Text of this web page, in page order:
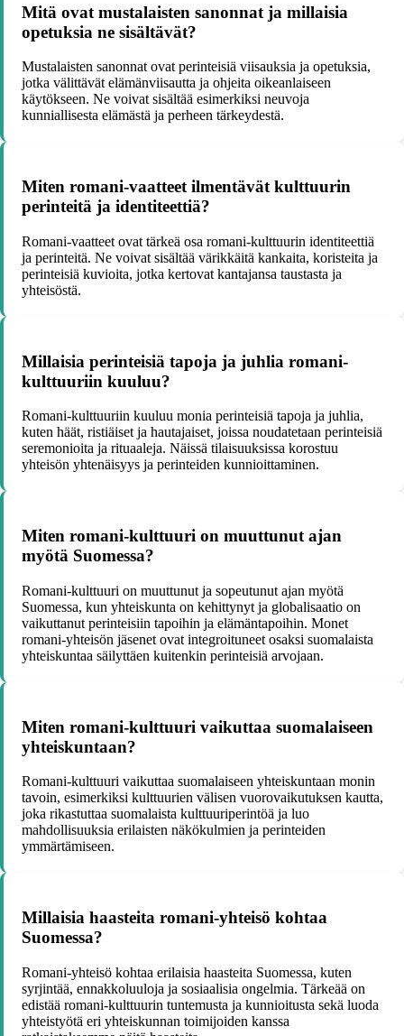
Mitä ovat mustalaisten sanonnat ja millaisia
opetuksia ne sisältävät?
Mustalaisten sanonnat ovat perinteisiä viisauksia ja opetuksia,
jotka välittävät elämänviisautta ja ohjeita oikeanlaiseen
käytökseen. Ne voivat sisältää esimerkiksi neuvoja
kunniallisesta elämästä ja perheen tärkeydestä.
Miten romani-vaatteet ilmentävät kulttuurin
perinteitä ja identiteettiä?
Romani-vaatteet ovat tärkeä osa romani-kulttuurin identiteettiä
ja perinteitä. Ne voivat sisältää värikkäitä kankaita, koristeita ja
perinteisiä kuvioita, jotka kertovat kantajansa taustasta ja
yhteisöstä.
Millaisia perinteisiä tapoja ja juhlia romani-
kulttuuriin kuuluu?
Romani-kulttuuriin kuuluu monia perinteisiä tapoja ja juhlia,
kuten häät, ristiäiset ja hautajaiset, joissa noudatetaan perinteisiä
seremonioita ja rituaaleja. Näissä tilaisuuksissa korostuu
yhteisön yhtenäisyys ja perinteiden kunnioittaminen.
Miten romani-kulttuuri on muuttunut ajan
myötä Suomessa?
Romani-kulttuuri on muuttunut ja sopeutunut ajan myötä
Suomessa, kun yhteiskunta on kehittynyt ja globalisaatio on
vaikuttanut perinteisiin tapoihin ja elämäntapoihin. Monet
romani-yhteisön jäsenet ovat integroituneet osaksi suomalaista
yhteiskuntaa säilyttäen kuitenkin perinteisiä arvojaan.
Miten romani-kulttuuri vaikuttaa suomalaiseen
yhteiskuntaan?
Romani-kulttuuri vaikuttaa suomalaiseen yhteiskuntaan monin
tavoin, esimerkiksi kulttuurien välisen vuorovaikutuksen kautta,
joka rikastuttaa suomalaista kulttuuriperintöä ja luo
mahdollisuuksia erilaisten näkökulmien ja perinteiden
ymmärtämiseen.
Millaisia haasteita romani-yhteisö kohtaa
Suomessa?
Romani-yhteisö kohtaa erilaisia haasteita Suomessa, kuten
syrjintää, ennakkoluuloja ja sosiaalisia ongelmia. Tärkeää on
edistää romani-kulttuurin tuntemusta ja kunnioitusta sekä luoda
yhteistyötä eri yhteiskunnan toimijoiden kanssa